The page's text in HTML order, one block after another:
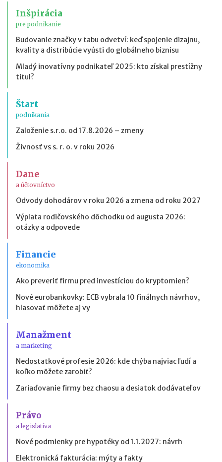
Inšpirácia
pre podnikanie
Budovanie značky v tabu odvetví: keď spojenie dizajnu,
kvality a distribúcie vyústi do globálneho biznisu
Mladý inovatívny podnikateľ 2025: kto získal prestížny
titul?
Štart
podnikania
Založenie s.r.o. od 17.8.2026 – zmeny
Živnosť vs s. r. o. v roku 2026
Dane
a účtovníctvo
Odvody dohodárov v roku 2026 a zmena od roku 2027
Výplata rodičovského dôchodku od augusta 2026:
otázky a odpovede
Financie
ekonomika
Ako preveriť firmu pred investíciou do kryptomien?
Nové eurobankovky: ECB vybrala 10 finálnych návrhov,
hlasovať môžete aj vy
Manažment
a marketing
Nedostatkové profesie 2026: kde chýba najviac ľudí a
koľko môžete zarobiť?
Zariaďovanie firmy bez chaosu a desiatok dodávateľov
Právo
a legislatíva
Nové podmienky pre hypotéky od 1.1.2027: návrh
Elektronická fakturácia: mýty a fakty